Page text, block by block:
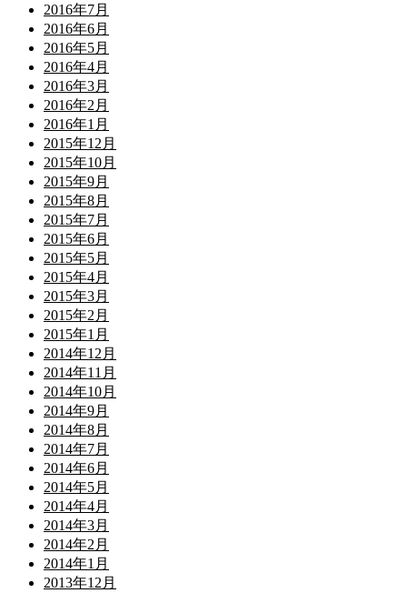
2016年7月
2016年6月
2016年5月
2016年4月
2016年3月
2016年2月
2016年1月
2015年12月
2015年10月
2015年9月
2015年8月
2015年7月
2015年6月
2015年5月
2015年4月
2015年3月
2015年2月
2015年1月
2014年12月
2014年11月
2014年10月
2014年9月
2014年8月
2014年7月
2014年6月
2014年5月
2014年4月
2014年3月
2014年2月
2014年1月
2013年12月